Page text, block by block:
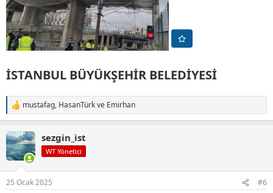
İSTANBUL BÜYÜKŞEHİR BELEDİYESİ
T
e
k
i
l
r
:
mustafag, HasanTürkve Emirhan
sezgin_ist
WT Yönetici
25 Ocak 2025 #6